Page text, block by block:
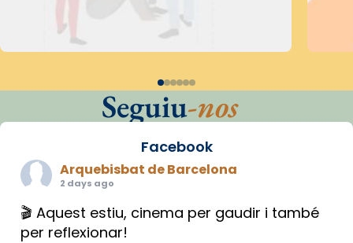
Seguiu-nos
Facebook
Arquebisbat de Barcelona
2 days ago
🎬 Aquest estiu, cinema per gaudir i també
per reflexionar!